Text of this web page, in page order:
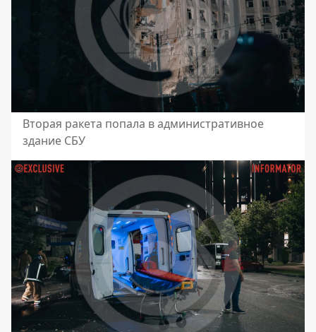
Вторая ракета попала в административное
здание СБУ